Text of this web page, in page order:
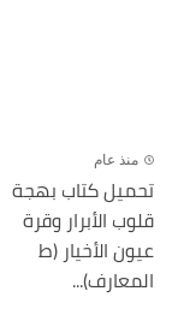
منذ عام
تحميل كتاب بهجة
قلوب الأبرار وقرة
عيون الأخيار (ط
المعارف)...